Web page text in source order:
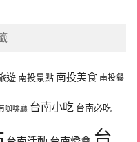
遊 南投景點 南投美食 南投餐
咖啡廳 台南小吃 台南必吃